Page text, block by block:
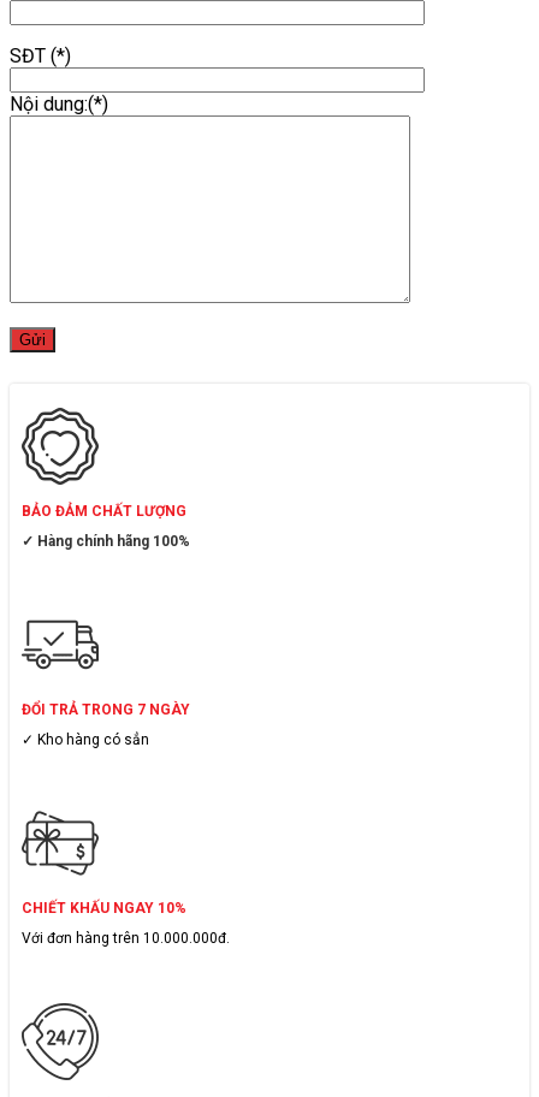
SĐT (*)
Nội dung:(*)
BẢO ĐẢM CHẤT LƯỢNG
✓ Hàng chính hãng 100%
ĐỔI TRẢ TRONG 7 NGÀY
✓ Kho hàng có sẳn
CHIẾT KHẤU NGAY 10%
Với đơn hàng trên 10.000.000đ.